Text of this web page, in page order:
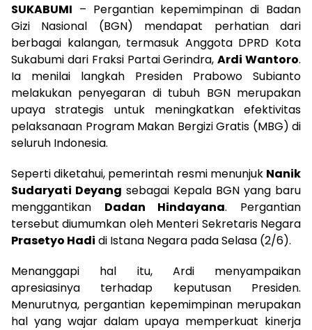
SUKABUMI – Pergantian kepemimpinan di Badan
Gizi Nasional (BGN) mendapat perhatian dari
berbagai kalangan, termasuk Anggota DPRD Kota
Sukabumi dari Fraksi Partai Gerindra,Ardi Wantoro.
Ia menilai langkah Presiden Prabowo Subianto
melakukan penyegaran di tubuh BGN merupakan
upaya strategis untuk meningkatkan efektivitas
pelaksanaan Program Makan Bergizi Gratis (MBG) di
seluruh Indonesia.
Seperti diketahui, pemerintah resmi menunjuk Nanik
Sudaryati Deyang sebagai Kepala BGN yang baru
menggantikan Dadan Hindayana. Pergantian
tersebut diumumkan oleh Menteri Sekretaris Negara
Prasetyo Hadi di Istana Negara pada Selasa (2/6).
Menanggapi hal itu, Ardi menyampaikan
apresiasinya terhadap keputusan Presiden.
Menurutnya, pergantian kepemimpinan merupakan
hal yang wajar dalam upaya memperkuat kinerja